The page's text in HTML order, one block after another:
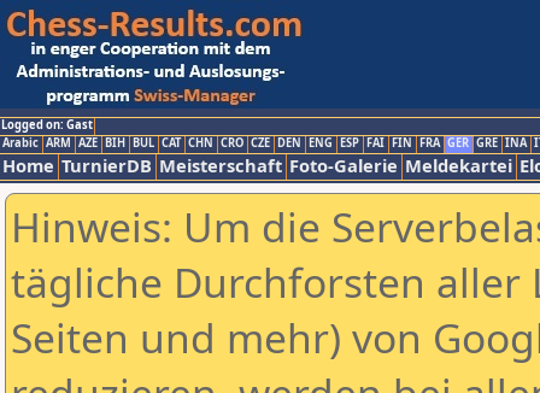
Logged on: Gast
Arabic ARM AZE BIH BUL CAT CHN CRO CZE DEN ENG ESP FAI FIN FRA GER GRE INA
Home TurnierDB Meisterschaft Foto-Galerie Meldekartei
Hinweis: Um die
tägliche Durchforsten aller
Seiten und mehr) von